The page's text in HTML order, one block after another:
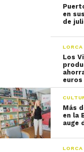
en
de
LORCA
Los
euros
Más
en la
auge
LORCA